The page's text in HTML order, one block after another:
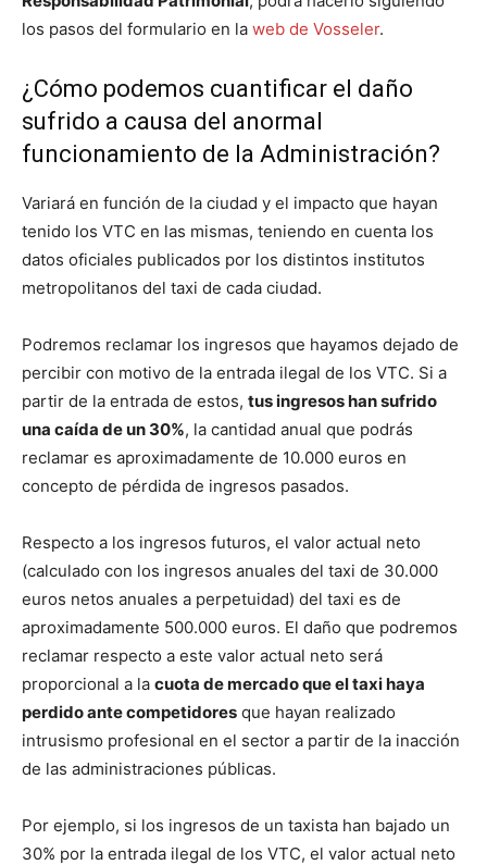
los pasos del formulario en la web de Vosseler.
¿Cómo podemos cuantificar el daño
sufrido a causa del anormal
funcionamiento de la Administración?
Variará en función de la ciudad y el impacto que hayan
tenido los VTC en las mismas, teniendo en cuenta los
datos oficiales publicados por los distintos institutos
metropolitanos del taxi de cada ciudad.
Podremos reclamar los ingresos que hayamos dejado de
percibir con motivo de la entrada ilegal de los VTC. Si a
partir de la entrada de estos, tus ingresos han sufrido
una caída de un 30%, la cantidad anual que podrás
reclamar es aproximadamente de 10.000 euros en
concepto de pérdida de ingresos pasados.
Respecto a los ingresos futuros, el valor actual neto
(calculado con los ingresos anuales del taxi de 30.000
euros netos anuales a perpetuidad) del taxi es de
aproximadamente 500.000 euros. El daño que podremos
reclamar respecto a este valor actual neto será
proporcional a la cuota de mercado que el taxi haya
perdido ante competidores que hayan realizado
intrusismo profesional en el sector a partir de la inacción
de las administraciones públicas.
Por ejemplo, si los ingresos de un taxista han bajado un
30% por la entrada ilegal de los VTC, el valor actual neto